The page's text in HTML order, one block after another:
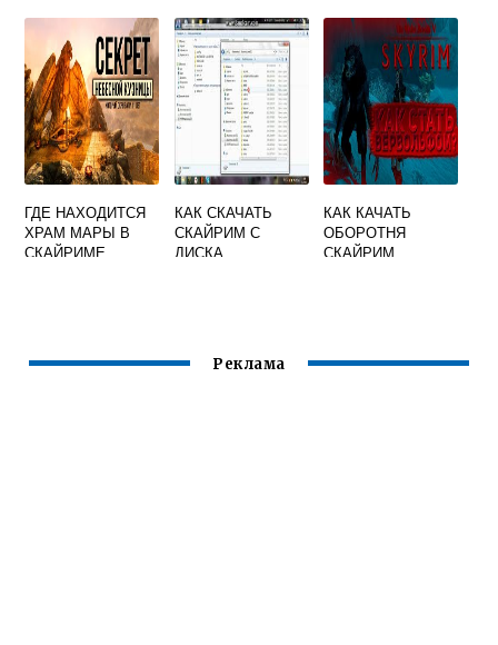
ТЕЛЕКИНЕЗА
ГДЕ НАХОДИТСЯ
ХРАМ МАРЫ В
СКАЙРИМЕ
КАК СКАЧАТЬ
СКАЙРИМ С
ДИСКА
КАК КАЧАТЬ
ОБОРОТНЯ
СКАЙРИМ
Реклама